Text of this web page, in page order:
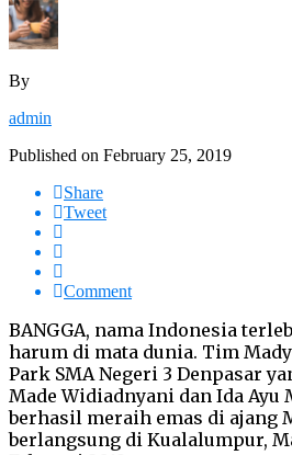
By
admin
Published on February 25, 2019
Share
Tweet
Comment
BANGGA, nama Indonesia
harum di mata dunia. Tim
Park SMA Negeri 3 Denpasar
Made Widiadnyani dan Ida Ayu
berhasil meraih emas di ajang
berlangsung di Kualalumpur,